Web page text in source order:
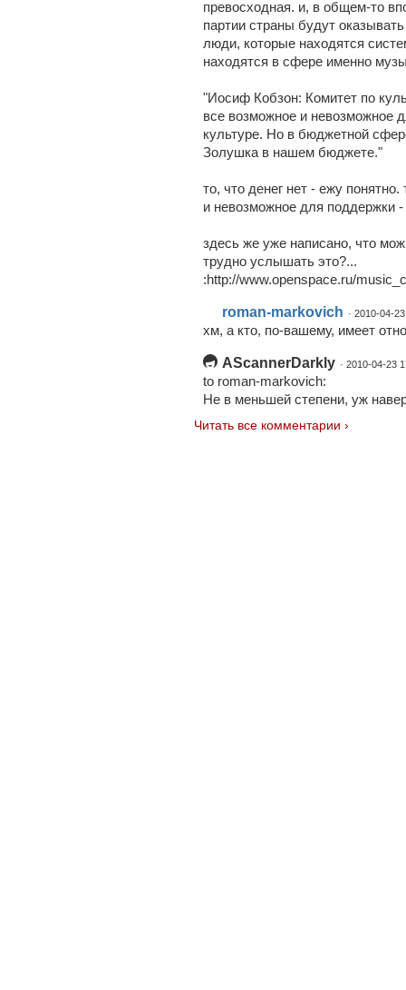
превосходная. и, в общем-то
партии страны будут
люди, которые находятся
находятся в сфере именно
"Иосиф Кобзон: Комитет по
все возможное и невозможное
культуре. Но в бюджетной
Золушка в нашем бюджете."
то, что денег нет - ежу
и невозможное для поддержки
здесь же уже написано, что
трудно услышать это?...
:http://www.openspace.ru/
roman-markovich · 2010-04-
хм, а кто, по-вашему, имеет
AScannerDarkly · 2010-04-23
to roman-markovich:
Не в меньшей степени, уж
Читать все комментарии ›